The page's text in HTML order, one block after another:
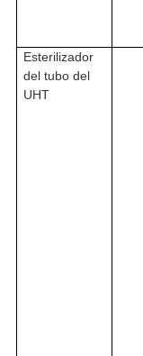
Esterilizador
del tubo del
UHT